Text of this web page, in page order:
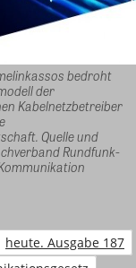
bedroht
der
Kabelnetzbetreiber
Quelle und
Rundfunk-
heute. Ausgabe 187